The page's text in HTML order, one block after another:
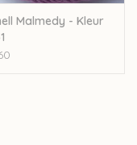
Malmedy - Kleur